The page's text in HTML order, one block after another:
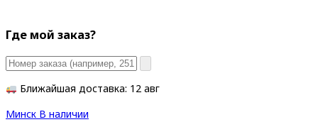
Где мой заказ?
Ближайшая доставка: 12 авг
Минск В наличии